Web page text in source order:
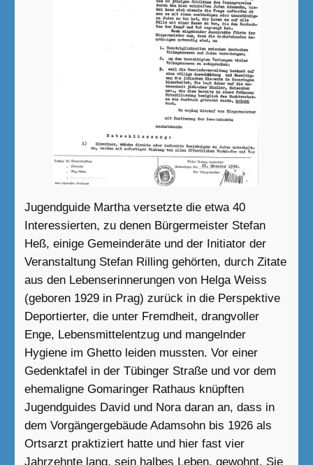
Jugendguide Martha versetzte die etwa 40
Interessierten, zu denen Bürgermeister Stefan
Heß, einige Gemeinderäte und der Initiator der
Veranstaltung Stefan Rilling gehörten, durch Zitate
aus den Lebenserinnerungen von Helga Weiss
(geboren 1929 in Prag) zurück in die Perspektive
Deportierter, die unter Fremdheit, drangvoller
Enge, Lebensmittelentzug und mangelnder
Hygiene im Ghetto leiden mussten. Vor einer
Gedenktafel in der Tübinger Straße und vor dem
ehemaligne Gomaringer Rathaus knüpften
Jugendguides David und Nora daran an, dass in
dem Vorgängergebäude Adamsohn bis 1926 als
Ortsarzt praktiziert hatte und hier fast vier
Jahrzehnte lang, sein halbes Leben, gewohnt. Sie